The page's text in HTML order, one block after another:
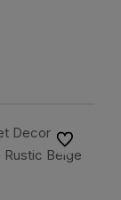
Decor
Beige
Do